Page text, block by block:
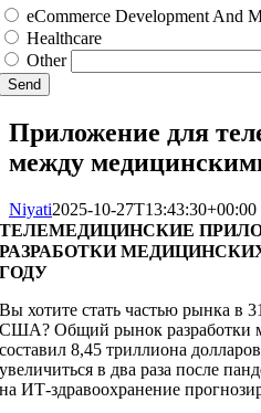
eCommerce Development And
Healthcare
Other
Send
Приложение для
между
Niyati2025-10-27T13:43:30+00:00
ТЕЛЕМЕДИЦИНСКИЕ
РАЗРАБОТКИ
ГОДУ
Вы хотите стать частью рынка в
США? Общий рынок разработки
составил 8,45 триллиона
увеличиться в два раза после
на ИТ-здравоохранение